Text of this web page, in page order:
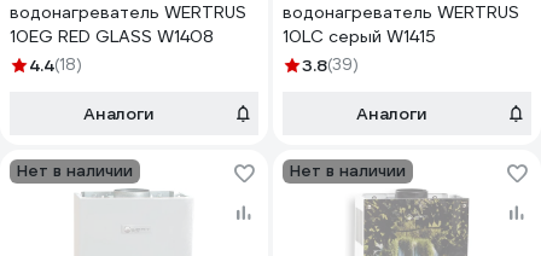
водонагреватель WERTRUS
10EG RED GLASS W1408
4.4(18)
Аналоги
водонагреватель WERTRUS
10LC серый W1415
3.8(39)
Аналоги
Нет в наличии Нет в наличии